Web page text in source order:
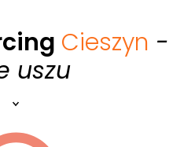
Cieszyn -
uszu